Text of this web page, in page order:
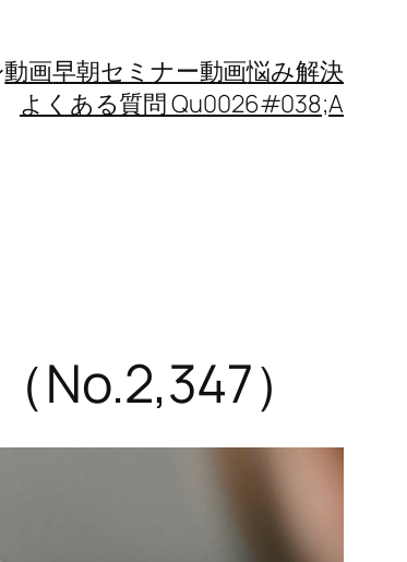
動画早朝セミナー動画悩み解決
よくある質問 Qu0026#038;A
）